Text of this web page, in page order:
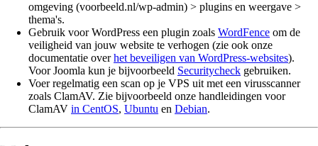
omgeving (voorbeeld.nl/wp-admin) > plugins en weergave >
thema's.
Gebruik voor WordPress een plugin zoals WordFence om de
veiligheid van jouw website te verhogen (zie ook onze
documentatie overhet beveiligen van WordPress-websites).
Voor Joomla kun je bijvoorbeeld Securitycheck gebruiken.
Voer regelmatig een scan op je VPS uit met een virusscanner
zoals ClamAV. Zie bijvoorbeeld onze handleidingen voor
ClamAV in CentOS, Ubuntu en Debian.